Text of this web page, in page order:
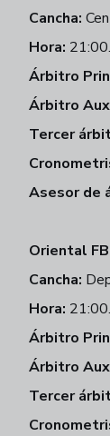
Cancha:
Hora: 21:00.
Árbitro
Árbitro
Tercer
Asesor de
Oriental
Cancha:
Hora: 21:00.
Árbitro
Árbitro
Tercer